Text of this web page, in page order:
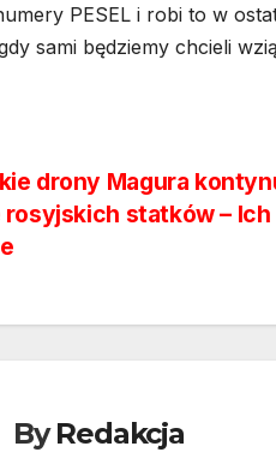
PESEL i robi to w
sami będziemy chcieli
drony Magura
rosyjskich statków –
ByRedakcja